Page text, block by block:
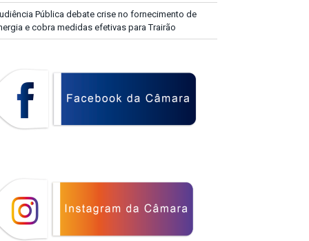
Pública debate crise no fornecimento de
e cobra medidas efetivas para Trairão